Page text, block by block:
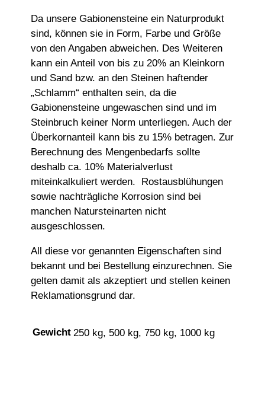
Da unsere Gabionensteine ein Naturprodukt
sind, können sie in Form, Farbe und Größe
von den Angaben abweichen. Des Weiteren
kann ein Anteil von bis zu 20% an Kleinkorn
und Sand bzw. an den Steinen haftender
„Schlamm“ enthalten sein, da die
Gabionensteine ungewaschen sind und im
Steinbruch keiner Norm unterliegen. Auch der
Überkornanteil kann bis zu 15% betragen. Zur
Berechnung des Mengenbedarfs sollte
deshalb ca. 10% Materialverlust
miteinkalkuliert werden. Rostausblühungen
sowie nachträgliche Korrosion sind bei
manchen Natursteinarten nicht
ausgeschlossen.
All diese vor genannten Eigenschaften sind
bekannt und bei Bestellung einzurechnen. Sie
gelten damit als akzeptiert und stellen keinen
Reklamationsgrund dar.
Gewicht 250 kg, 500 kg, 750 kg, 1000 kg